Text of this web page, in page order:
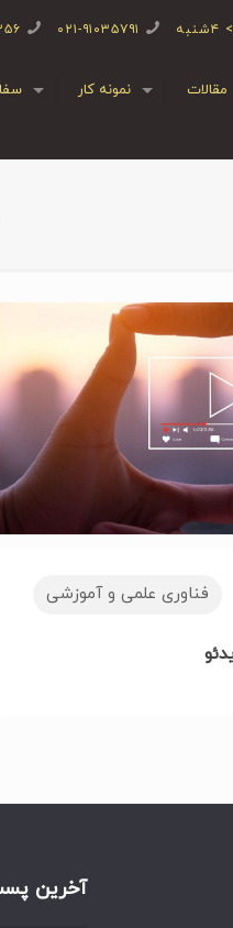
۰۲۱-۹۱۰۳۵۷۹۱
مقالات نمونه کار
فناوری علمی و آموزشی
آخرین